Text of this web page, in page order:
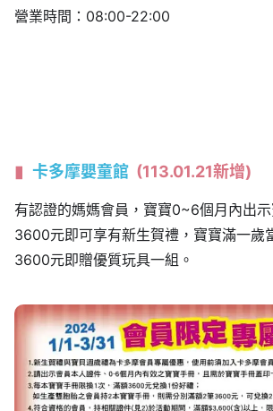
營業時間：08:00-22:00
卡多摩嬰童館 (113.01.21新增)
有認證的媽媽會員，寶寶0~6個月內出
3600元即可享有新生賀禮，寶寶滿一歲
3600元即贈優質玩具一組。